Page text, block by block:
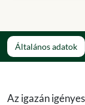
Általános adatok
Az igazán